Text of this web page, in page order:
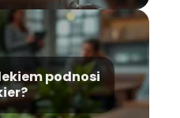
podnosi